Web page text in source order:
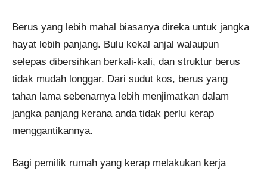
Berus yang lebih mahal biasanya direka untuk jangka
hayat lebih panjang. Bulu kekal anjal walaupun
selepas dibersihkan berkali-kali, dan struktur berus
tidak mudah longgar. Dari sudut kos, berus yang
tahan lama sebenarnya lebih menjimatkan dalam
jangka panjang kerana anda tidak perlu kerap
menggantikannya.
Bagi pemilik rumah yang kerap melakukan kerja